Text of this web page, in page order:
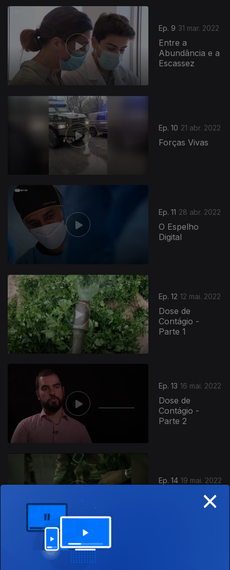
Ep. 9 31 mar. 2022
Entre a
Abundância e a
Escassez
Ep. 10 21 abr. 2022
Forças Vivas
Ep. 11 28 abr. 2022
O Espelho
Digital
Ep. 12 12 mai. 2022
Dose de
Contágio -
Parte 1
616810
Ep. 13 16 mai. 2022
Dose de
Contágio -
Parte 2
Ep. 14 19 mai. 2022
A Construção
×